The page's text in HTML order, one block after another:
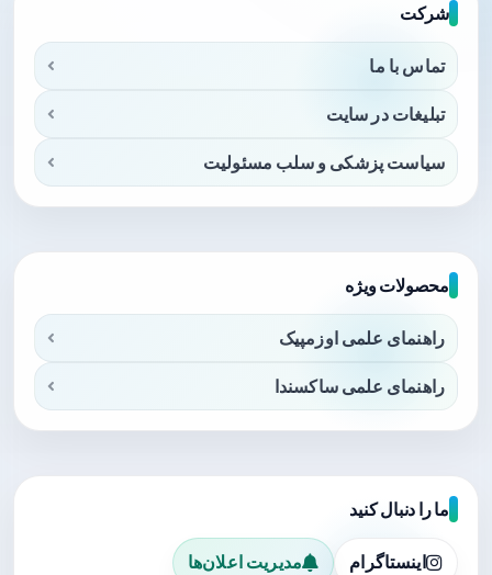
شرکت
تماس با ما
تبلیغات در سایت
سیاست پزشکی و سلب مسئولیت
محصولات ویژه
راهنمای علمی اوزمپیک
راهنمای علمی ساکسندا
ما را دنبال کنید
اینستاگرام مدیریت اعلان‌ها